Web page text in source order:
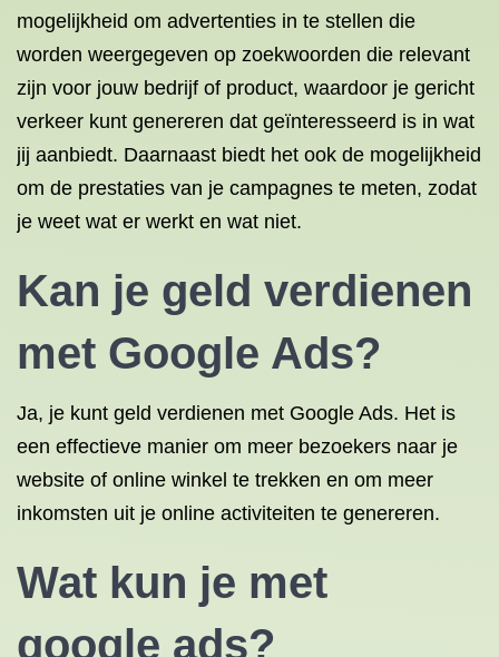
mogelijkheid om advertenties in te stellen die
worden weergegeven op zoekwoorden die relevant
zijn voor jouw bedrijf of product, waardoor je gericht
verkeer kunt genereren dat geïnteresseerd is in wat
jij aanbiedt. Daarnaast biedt het ook de mogelijkheid
om de prestaties van je campagnes te meten, zodat
je weet wat er werkt en wat niet.
Kan je geld verdienen
met Google Ads?
Ja, je kunt geld verdienen met Google Ads. Het is
een effectieve manier om meer bezoekers naar je
website of online winkel te trekken en om meer
inkomsten uit je online activiteiten te genereren.
Wat kun je met
google ads?